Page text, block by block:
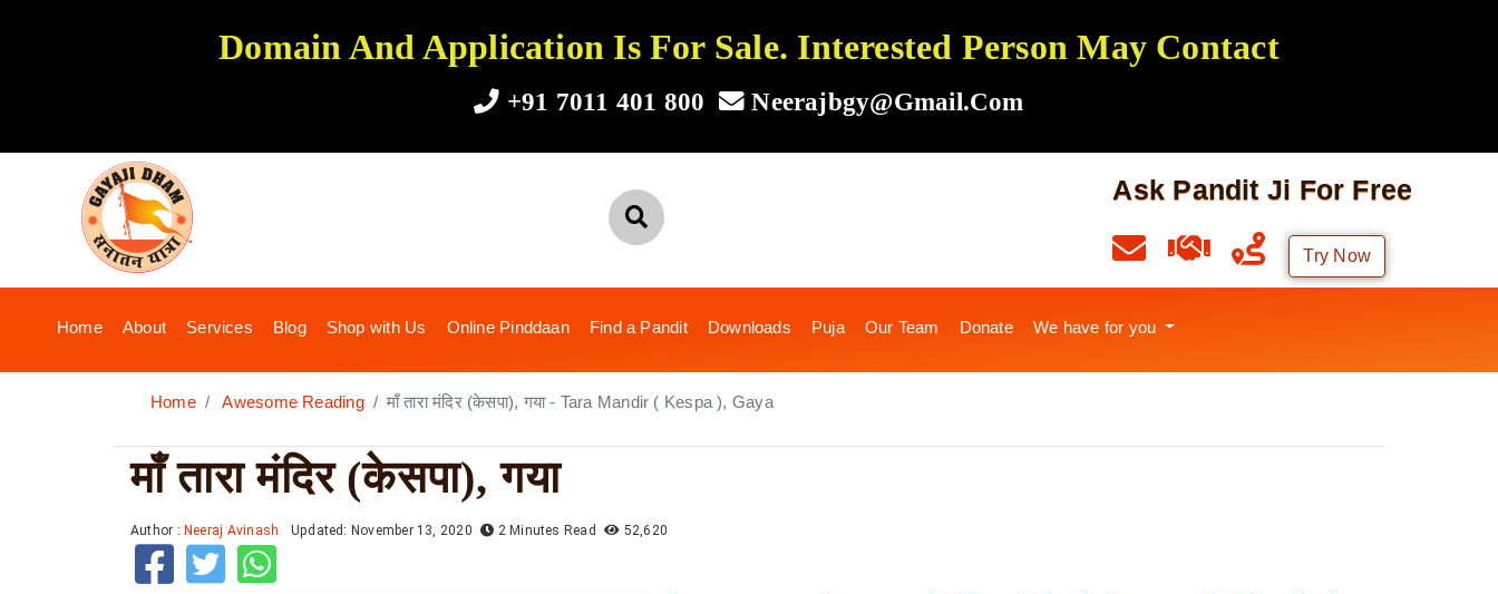
Domain And Application Is For Sale. Interested Person May Contact
+91 7011 401 800 Neerajbgy@gmail.com
Ask Pandit Ji For Free
Try Now
Home(current)
About Services Blog Shop with Us Online Pinddaan Find a Pandit Downloads Puja Our Team Donate We have for you
Home Awesome Reading माँ तारा मंदिर (केसपा), गया - Tara Mandir ( Kespa ), Gaya
माँ तारा मंदिर (केसपा), गया
Author :Neeraj Avinash Updated: November 13, 2020 2 Minutes Read 52,620